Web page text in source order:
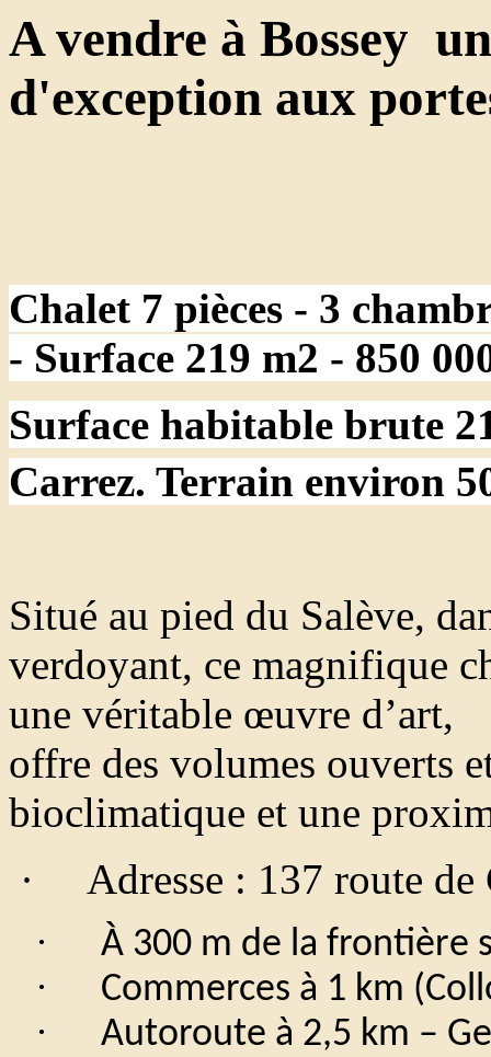
A vendre à Bossey
d'exception aux
Chalet 7 pièces - 3
- Surface 219 m2 - 850
Surface habitable brute
Carrez. Terrain environ
Situé au pied du Salève,
verdoyant, ce magnifique
une véritable œuvre d’art,
offre des volumes ouverts
bioclimatique et une
·
Adresse : 137 route
· À 300 m de la frontière
· Commerces à 1 km
· Autoroute à 2,5 km –